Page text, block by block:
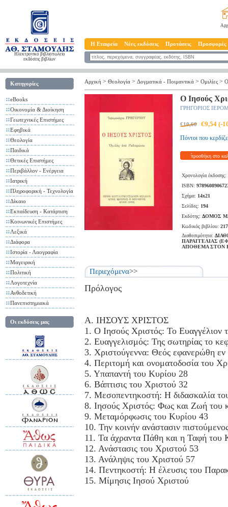
Ηλεκτρονικό βιβλιοπωλείο
εκδόσεις βιβλίων
Η Εταιρεία Νέες εκδόσεις Προτάσεις Προσφορές
Κατηγορίες
eBooks
Οικονομία & Διοίκηση
Γεωτεχνικές Επιστήμες
Εφηβικά
Θεολογία
Παιδικά
Θετικές Επιστήμες
Περιβάλλον - Ενέργεια
Ιατρική
Πληροφορική - Τεχνολογία
Δίκαιο
Εκπαίδευση - Κατάρτιση
Κοινωνικές Επιστήμες
Λεξικά
Διάφορα
Ιστορία - Λαογραφία
Μαγειρική
Πολιτική
Λογοτεχνία
Ανθοδετική
Πανεπιστημιακά
Οι εκδόσεις μας
Αρχική > Θεολογία > Δογματικά - Ποιμαντικά > Ομιλίες > Ο
Ο Ιησούς
ΓΡΗΓΟΡΙΟΣ
€10,60 €9,54 (-
Πόντοι που
προσθήκη στο
Χρονολογία έκδοσης:
ISBN:
Σχήμα: 14x21
Σελίδες: 194
Εκδότης: ΔΟΜΟΣ
Κωδικός βιβλίου:
Διαθεσιμότητα:
ΠΑΡΑΓΓΕΛΙΑΣ
ΑΠΟΘΕΜΑ ΣΤΟΝ
Περιεχόμενα>>
Πρόλογος
Α. ΙΗΣΟΥΣ ΧΡΙΣΤΟΣ
1. Ο Ιησούς Χριστός: Το Ευαγγέλιον
2. Ευαγγελισμός: Της σωτηρίας το
3. Χριστούγεννα: Θεός εφανερώθη εν
4. Περιτομή και ονοματοδοσία του
5. Υπαπαντή του Κυρίου 28
6. Βάπτισις του Χριστού 32
7. Μεσοπεντηκοστή: Η διδασκαλία
8. Ιησούς Χριστός: Φως και Ζωή του
9. Μεταμόρφωσις του Κυρίου 43
10. Την κοινήν ανάστασιν
11. Τα άχραντα Πάθη και η Ταφή του
12. Ανάστασις του Χριστού 53
13. Ανάληψις του Χριστού 57
14. Πεντηκοστή: Η έλευσις του
15. Μίμησις Ιησού Χριστού